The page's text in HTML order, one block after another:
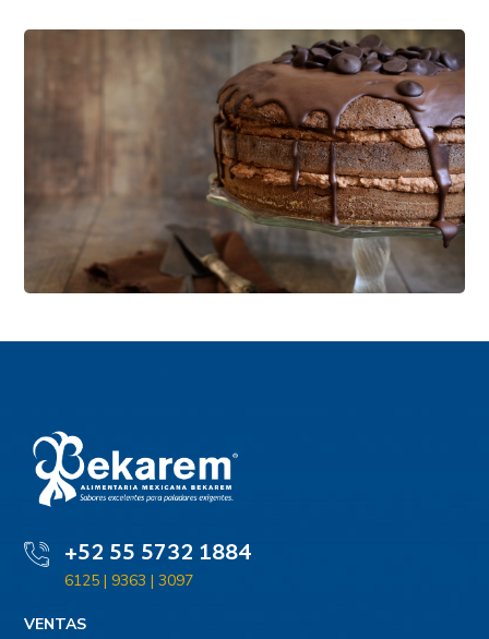
Family Products
CÁRNICOS CONFITERÍA Y BOTANAS
+52 55 5732 1884
6125 | 9363 | 3097
VENTAS